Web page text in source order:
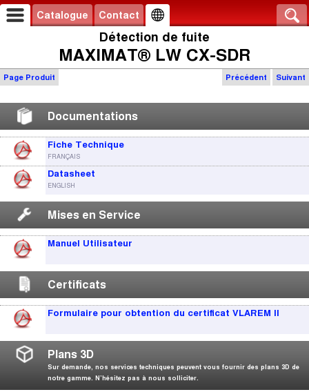
Catalogue Contact
Détection de fuite
MAXIMAT® LW CX-SDR
Précédent Suivant
Page Produit
Documentations
Fiche Technique
FRANÇAIS
Datasheet
ENGLISH
Mises en Service
Manuel Utilisateur
Certificats
Formulaire pour obtention du certificat VLAREM II
Plans 3D
Sur demande, nos services techniques peuvent vous fournir des plans 3D de
notre gamme. N’hésitez pas à nous solliciter.